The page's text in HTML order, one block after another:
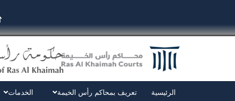
الرئيسية تعريف بمحاكم رأس الخيمة الخدمات